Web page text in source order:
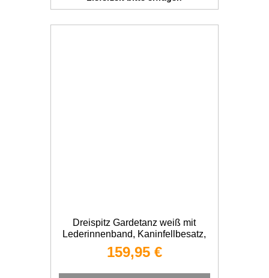
Dreispitz Gardetanz weiß mit
Lederinnenband, Kaninfellbesatz,
Borde
159,95 €